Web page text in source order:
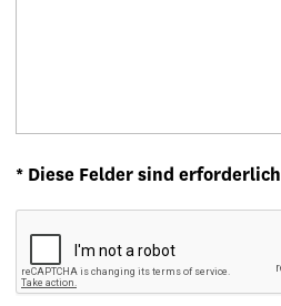
* Diese Felder sind erforderlich